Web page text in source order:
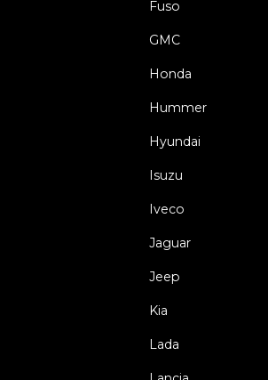
Fuso
GMC
Honda
Hummer
Hyundai
Isuzu
Iveco
Jaguar
Jeep
Kia
Lada